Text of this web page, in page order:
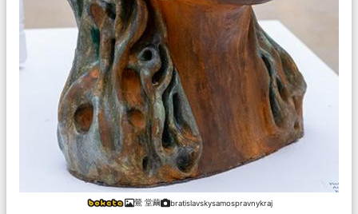
鶯 堂繭 bratislavskysamospravnykraj